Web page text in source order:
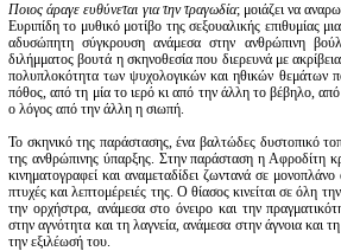
Ποιος άραγε ευθύνεται για την τραγωδία; μοιάζει να
Ευριπίδη το μυθικό μοτίβο της σεξουαλικής επιθυμίας
αδυσώπητη σύγκρουση ανάμεσα στην ανθρώπινη
διλήμματος βουτά η σκηνοθεσία που διερευνά με
πολυπλοκότητα των ψυχολογικών και ηθικών θεμάτων
πόθος, από τη μία το ιερό κι από την άλλη το βέβηλο,
ο λόγος από την άλλη η σιωπή.
Το σκηνικό της παράστασης, ένα βαλτώδες δυστοπικό
της ανθρώπινης ύπαρξης. Στην παράσταση η Αφροδίτη
κινηματογραφεί και αναμεταδίδει ζωντανά σε
πτυχές και λεπτομέρειές της. Ο θίασος κινείται σε όλη
την ορχήστρα, ανάμεσα στο όνειρο και την
στην αγνότητα και τη λαγνεία, ανάμεσα στην άγνοια
την εξιλέωσή του.